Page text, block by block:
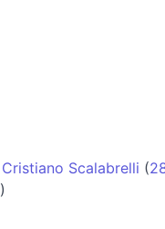
Cristiano Scalabrelli (
)